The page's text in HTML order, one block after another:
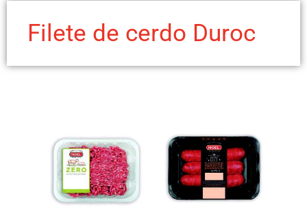
Filete de cerdo Duroc